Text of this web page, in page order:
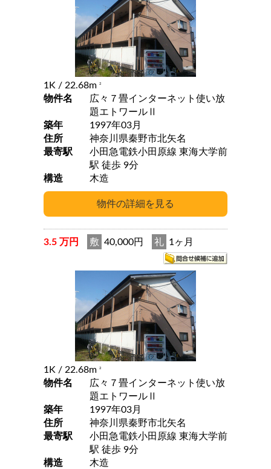
1K / 22.68m 2
物件名
広々７畳インターネット使い放
題エトワールⅡ
築年
1997年03月
住所
神奈川県秦野市北矢名
最寄駅
小田急電鉄小田原線 東海大学前
駅 徒歩 9分
構造
木造
3.5 万円 敷 40,000円 礼 1ヶ月
1K / 22.68m 2
物件名
広々７畳インターネット使い放
題エトワールⅡ
築年
1997年03月
住所
神奈川県秦野市北矢名
最寄駅
小田急電鉄小田原線 東海大学前
駅 徒歩 9分
構造
木造